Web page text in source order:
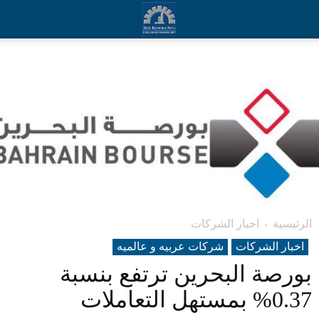
الرئيسية
اخبار الشركات
اخبار الشركات
شرکات عربیه و عالمیه
بورصة البحرين ترتفع بنسبة
0.37% بمستهل التعاملات